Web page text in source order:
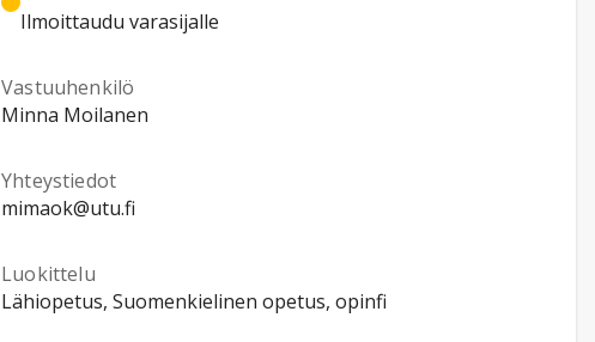
Ilmoittaudu varasijalle
Vastuuhenkilö
Minna Moilanen
Yhteystiedot
mimaok@utu.fi
Luokittelu
Lähiopetus, Suomenkielinen opetus, opinfi